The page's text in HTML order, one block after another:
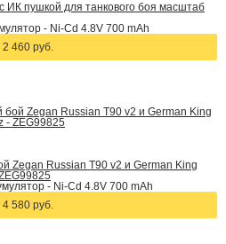
ИК пушкой для танкового боя масштаб
- Ni-Cd 4.8V 700 mAh
2 460 руб.
Zegan Russian T90 v2 и German King
- Ni-Cd 4.8V 700 mAh
4 580 руб.